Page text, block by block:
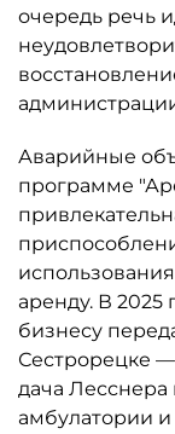
очередь речь
Аварийные
программе
аренду. В 2025
бизнесу
Сестрорецке
дача Лесснера
амбулатории